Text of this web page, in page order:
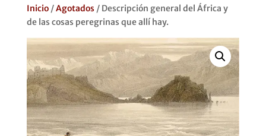
Inicio/Agotados/ Descripción general del África y
de las cosas peregrinas que allí hay.